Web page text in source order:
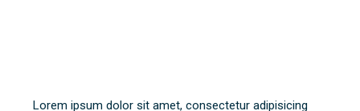
Lorem ipsum dolor sit amet, consectetur adipisicing